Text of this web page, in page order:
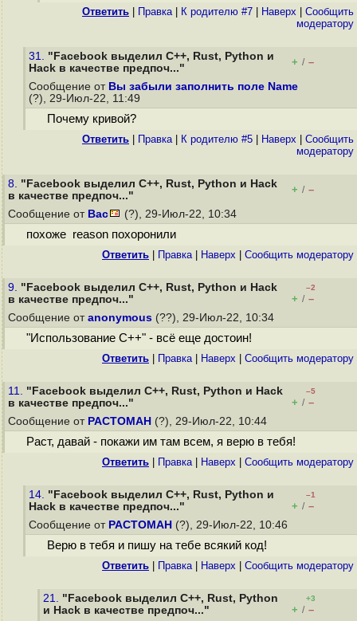
Ответить Правка| К родителю #7 Наверх
Cообщить
модератору
31. "Facebook выделил C++, Rust, Python и
Hack в качестве предпоч..."
+ / –
Сообщение от Вы забыли заполнить поле Name
(?), 29-Июл-22, 11:49
Почему кривой?
Ответить Правка| К родителю #5 Наверх
Cообщить
модератору
8. "Facebook выделил C++, Rust, Python и Hack
в качестве предпоч..."
+ / –
Сообщение от Вас (?), 29-Июл-22, 10:34
похоже reason похоронили
Ответить Правка| Наверх Cообщить модератору
9. "Facebook выделил C++, Rust, Python и Hack
в качестве предпоч..."
–2
+ / –
Сообщение от anonymous (??), 29-Июл-22, 10:34
"Использование C++" - всё еще достоин!
Ответить Правка| Наверх Cообщить модератору
11. "Facebook выделил C++, Rust, Python и Hack
в качестве предпоч..."
–5
+ / –
Сообщение от РАСТОМАН (?), 29-Июл-22, 10:44
Раст, давай - покажи им там всем, я верю в тебя!
Ответить Правка| Наверх Cообщить модератору
14. "Facebook выделил C++, Rust, Python и
Hack в качестве предпоч..."
–1
+ / –
Сообщение от РАСТОМАН (?), 29-Июл-22, 10:46
Верю в тебя и пишу на тебе всякий код!
Ответить Правка| Наверх Cообщить модератору
21. "Facebook выделил C++, Rust, Python
и Hack в качестве предпоч..."
+3
+ / –